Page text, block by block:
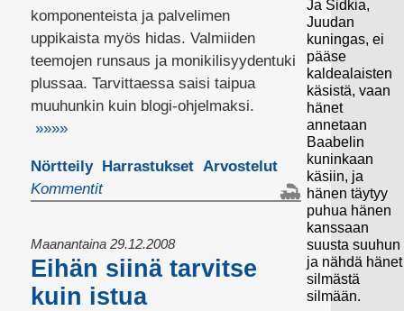
komponenteista ja palvelimen
uppikaista myös hidas. Valmiiden
teemojen runsaus ja monikilisyydentuki
plussaa. Tarvittaessa saisi taipua
muuhunkin kuin blogi-ohjelmaksi.
»»»»
Nörtteily Harrastukset Arvostelut
Kommentit
Maanantaina 29.12.2008
Eihän siinä tarvitse
kuin istua
Ja Sidkia,
Juudan
kuningas, ei
pääse
kaldealaisten
käsistä, vaan
hänet
annetaan
Baabelin
kuninkaan
käsiin, ja
hänen täytyy
puhua hänen
kanssaan
suusta suuhun
ja nähdä hänet
silmästä
silmään.